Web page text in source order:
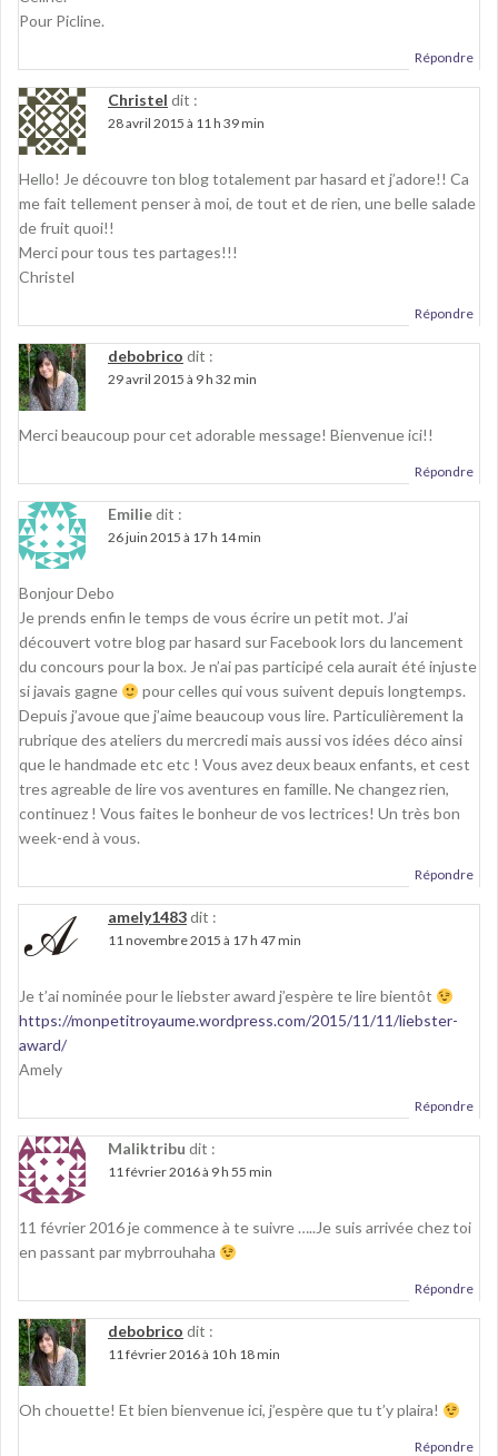
Pour Picline.
Répondre
Christel dit :
28 avril 2015 à 11 h 39 min
Hello! Je découvre ton blog totalement par hasard et j’adore!! Ca
me fait tellement penser à moi, de tout et de rien, une belle salade
de fruit quoi!!
Merci pour tous tes partages!!!
Christel
Répondre
debobrico dit :
29 avril 2015 à 9 h 32 min
Merci beaucoup pour cet adorable message! Bienvenue ici!!
Répondre
Emiliedit :
26 juin 2015 à 17 h 14 min
Bonjour Debo
Je prends enfin le temps de vous écrire un petit mot. J’ai
découvert votre blog par hasard sur Facebook lors du lancement
du concours pour la box. Je n’ai pas participé cela aurait été injuste
si javais gagne
pour celles qui vous suivent depuis longtemps.
Depuis j’avoue que j’aime beaucoup vous lire. Particulièrement la
rubrique des ateliers du mercredi mais aussi vos idées déco ainsi
que le handmade etc etc ! Vous avez deux beaux enfants, et cest
tres agreable de lire vos aventures en famille. Ne changez rien,
continuez ! Vous faites le bonheur de vos lectrices! Un très bon
week-end à vous.
Répondre
amely1483dit :
11 novembre 2015 à 17 h 47 min
Je t’ai nominée pour le liebster award j’espère te lire bientôt
https://monpetitroyaume.wordpress.com/2015/11/11/liebster-
award/
Amely
Répondre
Maliktribu dit :
11 février 2016 à 9 h 55 min
11 février 2016 je commence à te suivre …..Je suis arrivée chez toi
en passant par mybrrouhaha
Répondre
debobrico dit :
11 février 2016 à 10 h 18 min
Oh chouette! Et bien bienvenue ici, j’espère que tu t’y plaira!
Répondre